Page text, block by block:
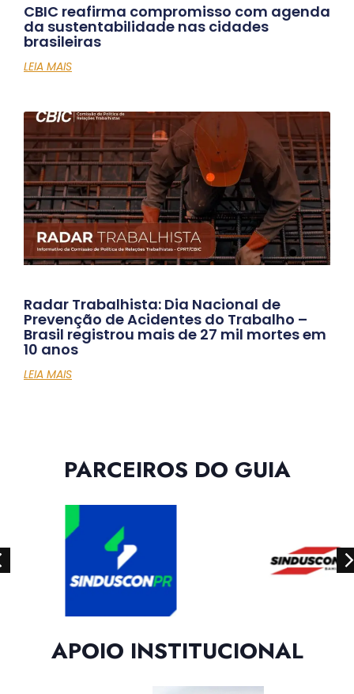
CBIC reafirma compromisso com agenda
da sustentabilidade nas cidades
brasileiras
LEIA MAIS
Radar Trabalhista: Dia Nacional de
Prevenção de Acidentes do Trabalho –
Brasil registrou mais de 27 mil mortes em
10 anos
LEIA MAIS
PARCEIROS DO GUIA
APOIO INSTITUCIONAL